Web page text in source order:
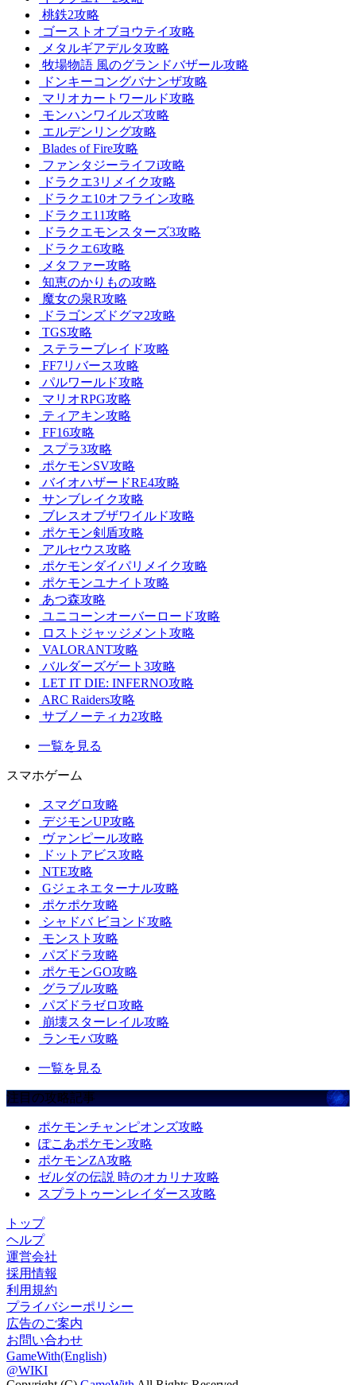
桃鉄2攻略
ゴーストオブヨウテイ攻略
メタルギアデルタ攻略
牧場物語 風のグランドバザール攻略
ドンキーコングバナンザ攻略
マリオカートワールド攻略
モンハンワイルズ攻略
エルデンリング攻略
Blades of Fire攻略
ファンタジーライフi攻略
ドラクエ3リメイク攻略
ドラクエ10オフライン攻略
ドラクエ11攻略
ドラクエモンスターズ3攻略
ドラクエ6攻略
メタファー攻略
知恵のかりもの攻略
魔女の泉R攻略
ドラゴンズドグマ2攻略
TGS攻略
ステラーブレイド攻略
FF7リバース攻略
パルワールド攻略
マリオRPG攻略
ティアキン攻略
FF16攻略
スプラ3攻略
ポケモンSV攻略
バイオハザードRE4攻略
サンブレイク攻略
ブレスオブザワイルド攻略
ポケモン剣盾攻略
アルセウス攻略
ポケモンダイパリメイク攻略
ポケモンユナイト攻略
あつ森攻略
ユニコーンオーバーロード攻略
ロストジャッジメント攻略
VALORANT攻略
バルダーズゲート3攻略
LET IT DIE: INFERNO攻略
ARC Raiders攻略
サブノーティカ2攻略
一覧を見る
スマホゲーム
スマグロ攻略
デジモンUP攻略
ヴァンピール攻略
ドットアビス攻略
NTE攻略
Gジェネエターナル攻略
ポケポケ攻略
シャドバ ビヨンド攻略
モンスト攻略
パズドラ攻略
ポケモンGO攻略
グラブル攻略
パズドラゼロ攻略
崩壊スターレイル攻略
ランモバ攻略
一覧を見る
注目の攻略記事
ポケモンチャンピオンズ攻略
ぽこあポケモン攻略
ポケモンZA攻略
ゼルダの伝説 時のオカリナ攻略
スプラトゥーンレイダース攻略
トップ
ヘルプ
運営会社
採用情報
利用規約
プライバシーポリシー
広告のご案内
お問い合わせ
GameWith(English)
@WIKI